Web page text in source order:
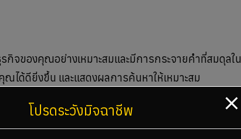
กิจของคุณอย่างเหมาะสมและมีการกระจายคำที่สมดุลใน
คุณได้ดียิ่งขึ้น และแสดงผลการค้นหาให้เหมาะสม
บไซต์ของคุณมีโอกาสติดอันดับสูงขึ้น แต่ต้องระวังการใช้
งว่าเป็นการทำ SEO อย่างผิดวิธี
โปรดระวังมิจฉาชีพ